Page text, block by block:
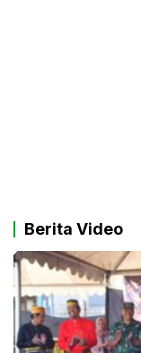
Berita Video